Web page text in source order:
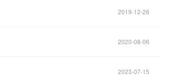
2019-12-26
2020-08-06
2023-07-15